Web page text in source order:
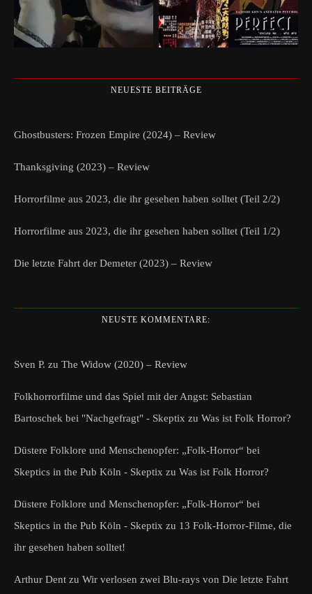
NEUESTE BEITRÄGE
Ghostbusters: Frozen Empire (2024) – Review
Thanksgiving (2023) – Review
Horrorfilme aus 2023, die ihr gesehen haben solltet (Teil 2/2)
Horrorfilme aus 2023, die ihr gesehen haben solltet (Teil 1/2)
Die letzte Fahrt der Demeter (2023) – Review
NEUSTE KOMMENTARE:
Sven P. zu The Widow (2020) – Review
Folkhorrorfilme und das Spiel mit der Angst: Sebastian
Bartoschek bei "Nachgefragt" - Skeptix zu Was ist Folk Horror?
Düstere Folklore und Menschenopfer: „Folk-Horror“ bei
Skeptics in the Pub Köln - Skeptix zu Was ist Folk Horror?
Düstere Folklore und Menschenopfer: „Folk-Horror“ bei
Skeptics in the Pub Köln - Skeptix zu 13 Folk-Horror-Filme, die
ihr gesehen haben solltet!
Arthur Dent zu Wir verlosen zwei Blu-rays von Die letzte Fahrt